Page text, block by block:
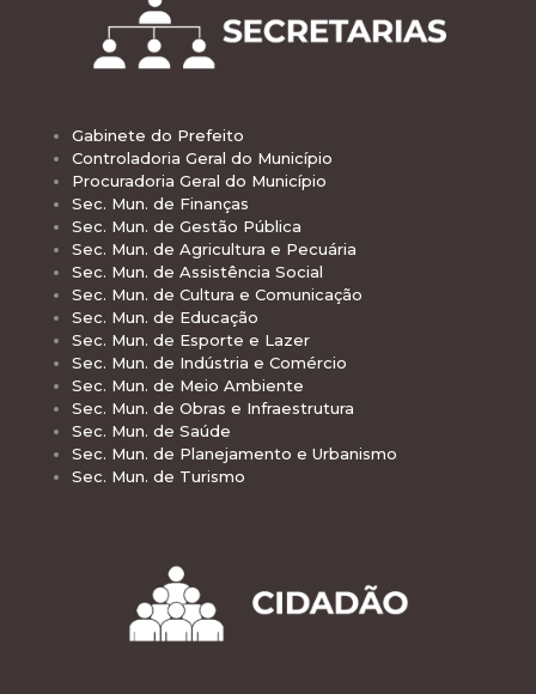
Gabinete do Prefeito
Controladoria Geral do Município
Procuradoria Geral do Município
Sec. Mun. de Finanças
Sec. Mun. de Gestão Pública
Sec. Mun. de Agricultura e Pecuária
Sec. Mun. de Assistência Social
Sec. Mun. de Cultura e Comunicação
Sec. Mun. de Educação
Sec. Mun. de Esporte e Lazer
Sec. Mun. de Indústria e Comércio
Sec. Mun. de Meio Ambiente
Sec. Mun. de Obras e Infraestrutura
Sec. Mun. de Saúde
Sec. Mun. de Planejamento e Urbanismo
Sec. Mun. de Turismo